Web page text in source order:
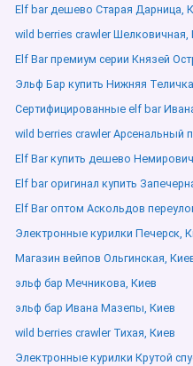
Elf bar дешево Старая Дарница,
wild berries crawler Шелковичная,
Elf Bar премиум серии Князей
Эльф Бар купить Нижняя
Сертифицированные elf bar
wild berries crawler Арсенальный
Elf Bar купить дешево
Elf bar оригинал купить
Elf Bar оптом Аскольдов
Электронные курилки Печерск,
Магазин вейпов Ольгинская,
эльф бар Мечникова, Киев
эльф бар Ивана Мазепы, Киев
wild berries crawler Тихая, Киев
Электронные курилки Крутой